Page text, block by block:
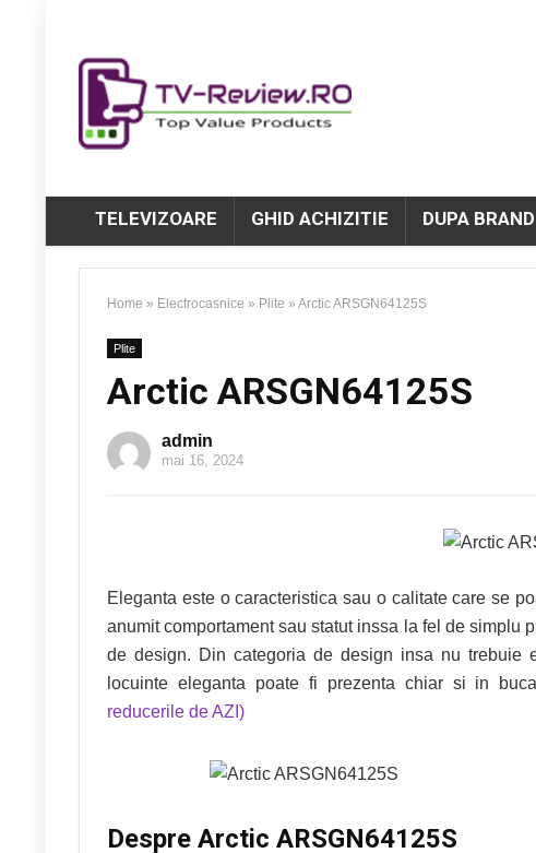
TELEVIZOARE GHID ACHIZITIE DUPA BRAND
Home » Electrocasnice » Plite » Arctic ARSGN64125S
Plite
Arctic ARSGN64125S
admin
mai 16, 2024
Eleganta este o caracteristica sau o calitate care se
anumit comportament sau statut inssa la fel de simplu
de design. Din categoria de design insa nu trebuie
locuinte eleganta poate fi prezenta chiar si in
reducerile de AZI)
Despre Arctic ARSGN64125S